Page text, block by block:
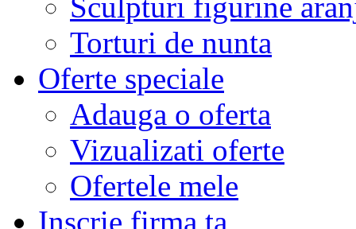
Torturi de nunta
Oferte speciale
Adauga o oferta
Vizualizati oferte
Ofertele mele
Inscrie firma ta